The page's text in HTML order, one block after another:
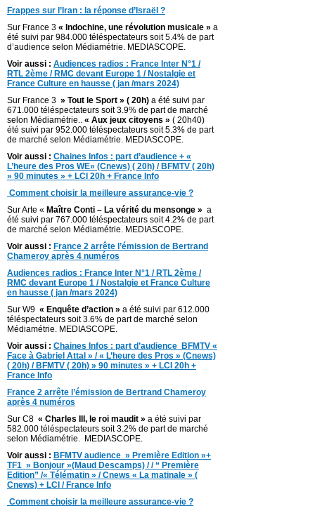
Frappes sur l’Iran : la réponse d’Israël ?
Sur France 3 « Indochine, une révolution musicale » a
été suivi par 984.000 téléspectateurs soit 5.4% de part
d’audience selon Médiamétrie. MEDIASCOPE.
Voir aussi : Audiences radios : France Inter N°1 /
RTL 2ème / RMC devant Europe 1 / Nostalgie et
France Culture en hausse ( jan /mars 2024)
Sur France 3 » Tout le Sport » ( 20h) a été suivi par
671.000 téléspectateurs soit 3.9% de part de marché
selon Médiamétrie.. « Aux jeux citoyens » ( 20h40)
été suivi par 952.000 téléspectateurs soit 5.3% de part
de marché selon Médiamétrie. MEDIASCOPE.
Voir aussi : Chaines Infos : part d’audience + «
L’heure des Pros WE» (Cnews) ( 20h) / BFMTV ( 20h)
» 90 minutes » + LCI 20h + France Info
Comment choisir la meilleure assurance-vie ?
Sur Arte « Maître Conti – La vérité du mensonge » a
été suivi par 767.000 téléspectateurs soit 4.2% de part
de marché selon Médiamétrie. MEDIASCOPE.
Voir aussi : France 2 arrête l’émission de Bertrand
Chameroy après 4 numéros
Audiences radios : France Inter N°1 / RTL 2ème /
RMC devant Europe 1 / Nostalgie et France Culture
en hausse ( jan /mars 2024)
Sur W9 « Enquête d’action » a été suivi par 612.000
téléspectateurs soit 3.6% de part de marché selon
Médiamétrie. MEDIASCOPE.
Voir aussi : Chaines Infos : part d’audience BFMTV «
Face à Gabriel Attal » / « L’heure des Pros » (Cnews)
( 20h) / BFMTV ( 20h) » 90 minutes » + LCI 20h +
France Info
France 2 arrête l’émission de Bertrand Chameroy
après 4 numéros
Sur C8 « Charles III, le roi maudit » a été suivi par
582.000 téléspectateurs soit 3.2% de part de marché
selon Médiamétrie. MEDIASCOPE.
Voir aussi : BFMTV audience » Première Edition »+
TF1 » Bonjour »(Maud Descamps) / / “ Première
Edition” /« Télématin » / Cnews « La matinale » (
Cnews) + LCI / France Info
Comment choisir la meilleure assurance-vie ?